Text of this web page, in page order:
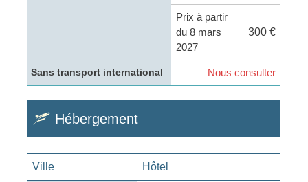
Prix à partir
du 8 mars
2027
300 €
Sans transport international Nous consulter
Hébergement
Ville Hôtel